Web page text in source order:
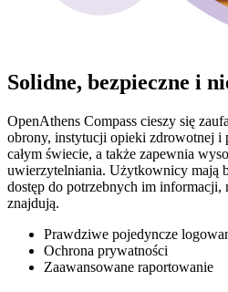
Solidne, bezpieczne i
OpenAthens Compass cieszy się
obrony, instytucji opieki zdrowotnej i
całym świecie, a także zapewnia
uwierzytelniania. Użytkownicy mają
dostęp do potrzebnych im informacji,
znajdują.
Prawdziwe pojedyncze
Ochrona prywatności
Zaawansowane raportowanie